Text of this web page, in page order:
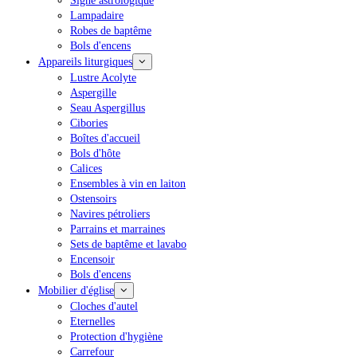
Lampadaire
Robes de baptême
Bols d'encens
Appareils liturgiques
Lustre Acolyte
Aspergille
Seau Aspergillus
Cibories
Boîtes d'accueil
Bols d'hôte
Calices
Ensembles à vin en laiton
Ostensoirs
Navires pétroliers
Parrains et marraines
Sets de baptême et lavabo
Encensoir
Bols d'encens
Mobilier d'église
Cloches d'autel
Eternelles
Protection d'hygiène
Carrefour